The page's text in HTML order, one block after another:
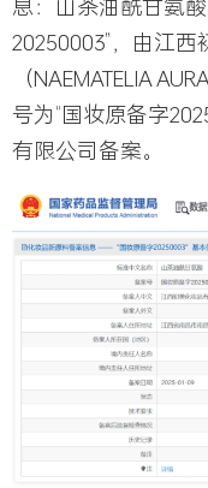
20250003”，由江
（NAEMATELIA
号为“国妆原备字
有限公司备案。